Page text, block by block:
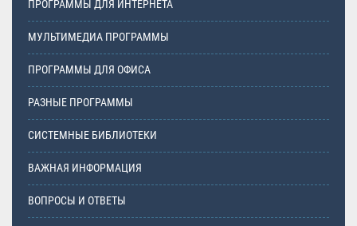
ПРОГРАММЫ ДЛЯ ИНТЕРНЕТА
МУЛЬТИМЕДИА ПРОГРАММЫ
ПРОГРАММЫ ДЛЯ ОФИСА
РАЗНЫЕ ПРОГРАММЫ
СИСТЕМНЫЕ БИБЛИОТЕКИ
ВАЖНАЯ ИНФОРМАЦИЯ
ВОПРОСЫ И ОТВЕТЫ